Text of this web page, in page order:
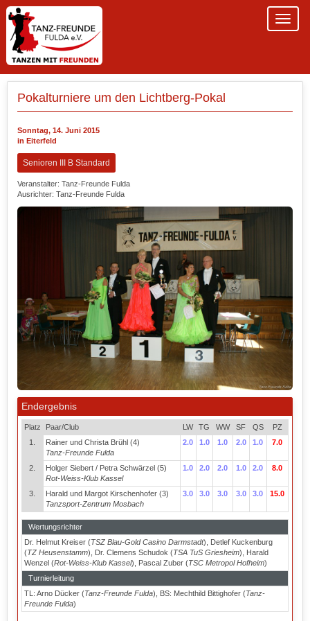
Pokalturniere um den Lichtberg-Pokal
Sonntag, 14. Juni 2015
in Eiterfeld
Senioren III B Standard
Veranstalter: Tanz-Freunde Fulda
Ausrichter: Tanz-Freunde Fulda
Endergebnis
Platz Paar/Club LW TG WW SF QS
PZ
1.
Rainer und Christa Brühl (4)
Tanz-Freunde Fulda
2.0 1.0 1.0 2.0 1.0 7.0
2.
Holger Siebert / Petra Schwärzel (5)
Rot-Weiss-Klub Kassel
1.0 2.0 2.0 1.0 2.0 8.0
3.
Harald und Margot Kirschenhofer (3)
Tanzsport-Zentrum Mosbach
3.0 3.0 3.0 3.0 3.0 15.0
Wertungsrichter
Dr. Helmut Kreiser (TSZ Blau-Gold Casino Darmstadt), Detlef Kuckenburg
(TZ Heusenstamm), Dr. Clemens Schudok (TSA TuS Griesheim), Harald
Wenzel (Rot-Weiss-Klub Kassel), Pascal Zuber (TSC Metropol Hofheim)
Turnierleitung
TL: Arno Dücker (Tanz-Freunde Fulda), BS: Mechthild Bittighofer (Tanz-
Freunde Fulda)